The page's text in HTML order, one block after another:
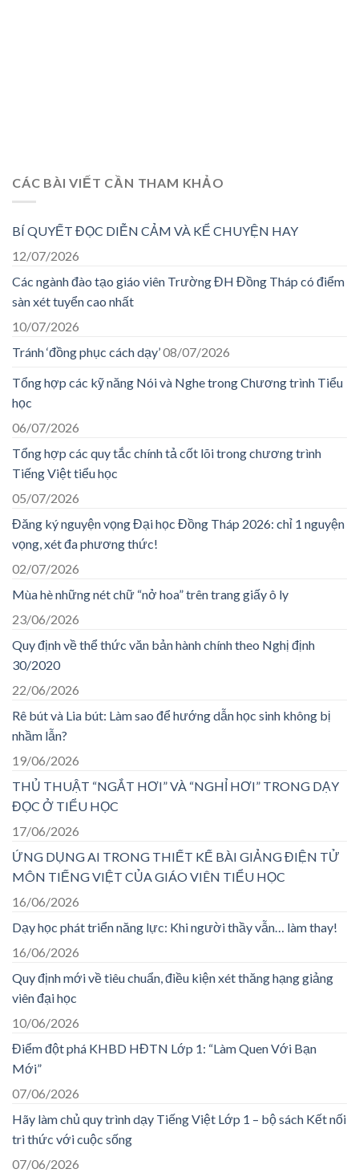
CÁC BÀI VIẾT CẦN THAM KHẢO
BÍ QUYẾT ĐỌC DIỄN CẢM VÀ KỂ CHUYỆN HAY
12/07/2026
Các ngành đào tạo giáo viên Trường ĐH Đồng Tháp có điểm
sàn xét tuyển cao nhất
10/07/2026
Tránh ‘đồng phục cách dạy’08/07/2026
Tổng hợp các kỹ năng Nói và Nghe trong Chương trình Tiểu
học
06/07/2026
Tổng hợp các quy tắc chính tả cốt lõi trong chương trình
Tiếng Việt tiểu học
05/07/2026
Đăng ký nguyện vọng Đại học Đồng Tháp 2026: chỉ 1 nguyện
vọng, xét đa phương thức!
02/07/2026
Mùa hè những nét chữ “nở hoa” trên trang giấy ô ly
23/06/2026
Quy định về thể thức văn bản hành chính theo Nghị định
30/2020
22/06/2026
Rê bút và Lia bút: Làm sao để hướng dẫn học sinh không bị
nhầm lẫn?
19/06/2026
THỦ THUẬT “NGẮT HƠI” VÀ “NGHỈ HƠI” TRONG DẠY
ĐỌC Ở TIỂU HỌC
17/06/2026
ỨNG DỤNG AI TRONG THIẾT KẾ BÀI GIẢNG ĐIỆN TỬ
MÔN TIẾNG VIỆT CỦA GIÁO VIÊN TIỂU HỌC
16/06/2026
Dạy học phát triển năng lực: Khi người thầy vẫn… làm thay!
16/06/2026
Quy định mới về tiêu chuẩn, điều kiện xét thăng hạng giảng
viên đại học
10/06/2026
Điểm đột phá KHBD HĐTN Lớp 1: “Làm Quen Với Bạn
Mới”
07/06/2026
Hãy làm chủ quy trình dạy Tiếng Việt Lớp 1 – bộ sách Kết nối
tri thức với cuộc sống
07/06/2026